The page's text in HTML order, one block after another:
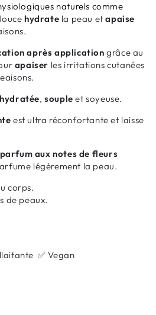
naturels comme
hydrate la peau etapaise
après application grâce au
apaiser les irritations cutanées
hydratée, souple et soyeuse.
est ultra réconfortante et laisse
aux notes de fleurs
légèrement la peau.
corps.
de peaux.
✅ Vegan